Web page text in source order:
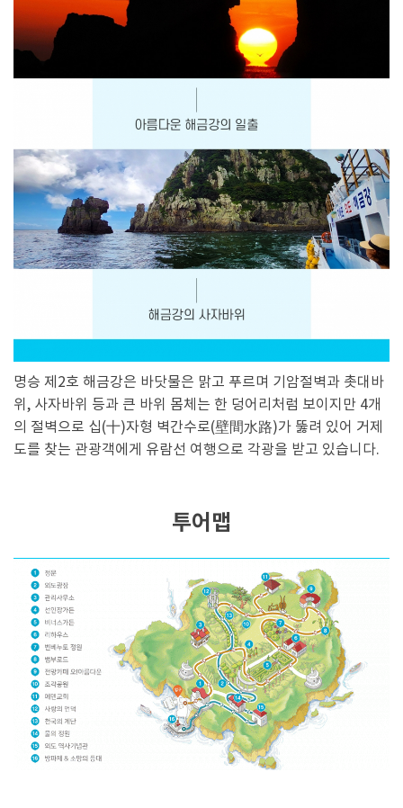
명승 제2호 해금강은 바닷물은 맑고 푸르며 기암절벽과 촛대바
위, 사자바위 등과 큰 바위 몸체는 한 덩어리처럼 보이지만 4개
의 절벽으로 십(十)자형 벽간수로(壁間水路)가 뚫려 있어 거제
도를 찾는 관광객에게 유람선 여행으로 각광을 받고 있습니다.
투어맵